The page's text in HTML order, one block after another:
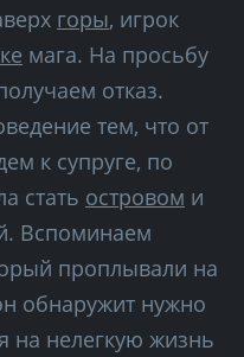
горы, игрок
мага. На просьбу
отказ.
тем, что от
к супруге, по
стать островом и
Вспоминаем
проплывали на
обнаружит нужно
на нелегкую жизнь